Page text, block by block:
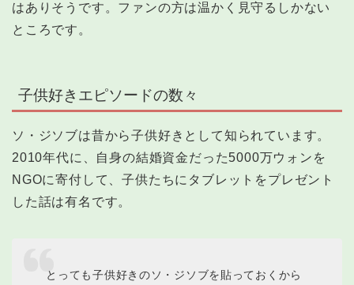
はありそうです。ファンの方は温かく見守るしかない
ところです。
子供好きエピソードの数々
ソ・ジソブは昔から子供好きとして知られています。
2010年代に、自身の結婚資金だった5000万ウォンを
NGOに寄付して、子供たちにタブレットをプレゼント
した話は有名です。
とっても子供好きのソ・ジソブを貼っておくから